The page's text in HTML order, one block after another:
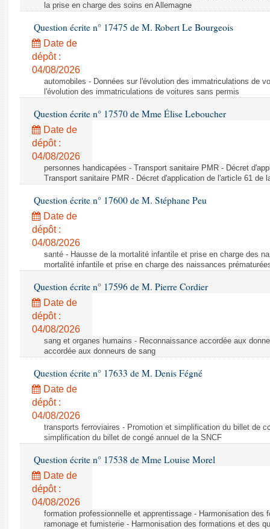
la prise en charge des soins en Allemagne
Question écrite n° 17475 de M. Robert Le Bourgeois
Date de
dépôt :
04/08/2026
automobiles - Données sur l'évolution des immatriculations de
l'évolution des immatriculations de voitures sans permis
Question écrite n° 17570 de Mme Élise Leboucher
Date de
dépôt :
04/08/2026
personnes handicapées - Transport sanitaire PMR - Décret
Transport sanitaire PMR - Décret d'application de l'article 61 de
Question écrite n° 17600 de M. Stéphane Peu
Date de
dépôt :
04/08/2026
santé - Hausse de la mortalité infantile et prise en charge des
mortalité infantile et prise en charge des naissances
Question écrite n° 17596 de M. Pierre Cordier
Date de
dépôt :
04/08/2026
sang et organes humains - Reconnaissance accordée aux
accordée aux donneurs de sang
Question écrite n° 17633 de M. Denis Fégné
Date de
dépôt :
04/08/2026
transports ferroviaires - Promotion et simplification du billet de
simplification du billet de congé annuel de la SNCF
Question écrite n° 17538 de Mme Louise Morel
Date de
dépôt :
04/08/2026
formation professionnelle et apprentissage - Harmonisation des
ramonage et fumisterie - Harmonisation des formations et des